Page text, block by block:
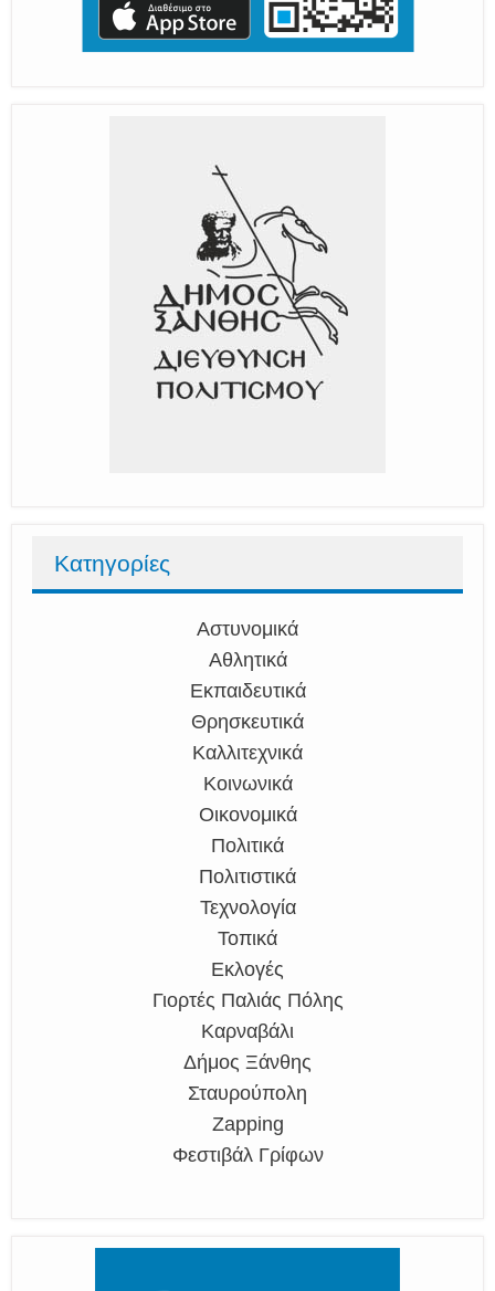
Κατηγορίες
Αστυνομικά
Αθλητικά
Εκπαιδευτικά
Θρησκευτικά
Καλλιτεχνικά
Κοινωνικά
Οικονομικά
Πολιτικά
Πολιτιστικά
Τεχνολογία
Τοπικά
Εκλογές
Γιορτές Παλιάς Πόλης
Καρναβάλι
Δήμος Ξάνθης
Σταυρούπολη
Zapping
Φεστιβάλ Γρίφων